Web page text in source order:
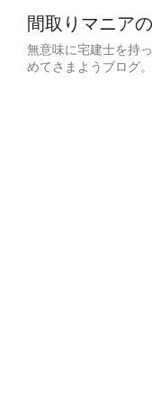
間取りマニア
無意味に宅建士を持
めてさまようブログ